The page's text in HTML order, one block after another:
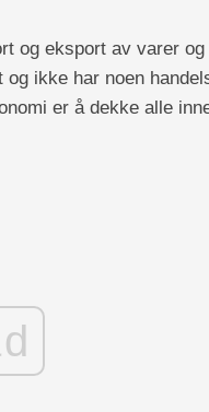
og eksport av varer
ikke har noen
er å dekke alle